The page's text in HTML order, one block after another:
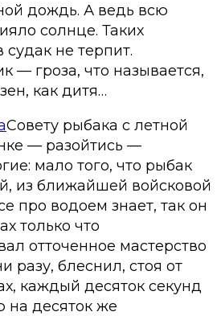
дождь. А ведь всю
солнце. Таких
судак не терпит.
— гроза, что называется,
как дитя…
Совету рыбака с летной
— разойтись —
мало того, что рыбак
из ближайшей войсковой
про водоем знает, так он
только что
отточенное мастерство
разу, блеснил, стоя от
каждый десяток секунд
на десяток же